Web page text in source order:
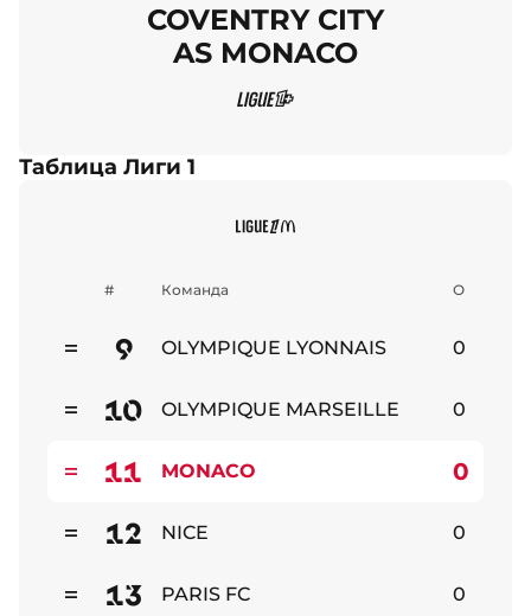
COVENTRY CITY
AS MONACO
Таблица Лиги 1
# Команда О
9 OLYMPIQUE LYONNAIS 0
10 OLYMPIQUE MARSEILLE 0
11 MONACO 0
12 NICE 0
13 PARIS FC 0